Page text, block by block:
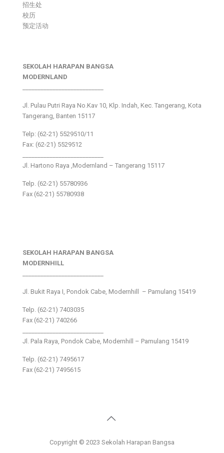
招生处
校历
预定活动
SEKOLAH HARAPAN BANGSA
MODERNLAND
Jl. Pulau Putri Raya No.Kav 10, Klp. Indah, Kec. Tangerang, Kota
Tangerang, Banten 15117
Telp: (62-21) 5529510/11
Fax: (62-21) 5529512
Jl. Hartono Raya ,Modernland – Tangerang 15117
Telp. (62-21) 55780936
Fax (62-21) 55780938
SEKOLAH HARAPAN BANGSA
MODERNHILL
Jl. Bukit Raya I, Pondok Cabe, Modernhill – Pamulang 15419
Telp. (62-21) 7403035
Fax (62-21) 740266
Jl. Pala Raya, Pondok Cabe, Modernhill – Pamulang 15419
Telp. (62-21) 7495617
Fax (62-21) 7495615
Copyright © 2023 Sekolah Harapan Bangsa